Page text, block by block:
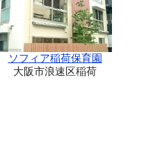
ソフィア稲荷保育園
大阪市浪速区稲荷